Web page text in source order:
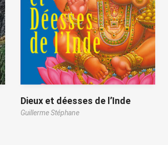
Dieux et déesses de l’Inde
Guillerme Stéphane